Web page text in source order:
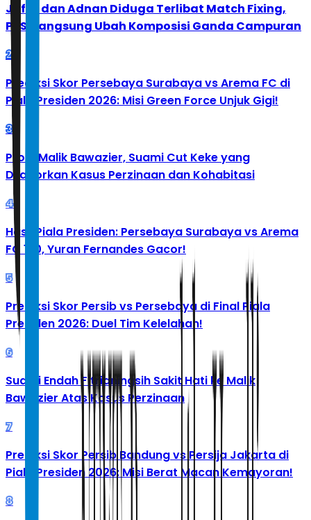
Jafar dan Adnan Diduga Terlibat Match Fixing,
PBSI Langsung Ubah Komposisi Ganda Campuran
2
Prediksi Skor Persebaya Surabaya vs Arema FC di
Piala Presiden 2026: Misi Green Force Unjuk Gigi!
3
Profil Malik Bawazier, Suami Cut Keke yang
Dilaporkan Kasus Perzinaan dan Kohabitasi
4
Hasil Piala Presiden: Persebaya Surabaya vs Arema
FC 1-0, Yuran Fernandes Gacor!
5
Prediksi Skor Persib vs Persebaya di Final Piala
Presiden 2026: Duel Tim Kelelahan!
6
Suami Endah Fitrianingsih Sakit Hati ke Malik
Bawazier Atas Kasus Perzinaan
7
Prediksi Skor Persib Bandung vs Persija Jakarta di
Piala Presiden 2026: Misi Berat Macan Kemayoran!
8